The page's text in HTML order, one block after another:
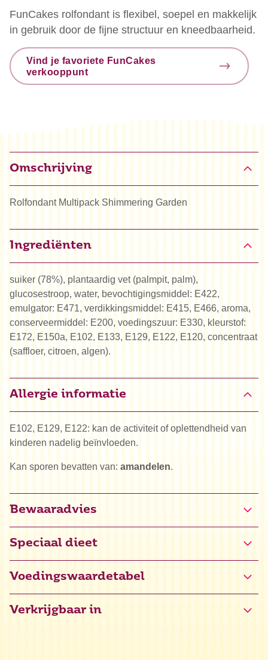
FunCakes rolfondant is flexibel, soepel en makkelijk
in gebruik door de fijne structuur en kneedbaarheid.
Vind je favoriete FunCakes
verkooppunt
Omschrijving
Rolfondant Multipack Shimmering Garden
Ingrediënten
suiker (78%), plantaardig vet (palmpit, palm),
glucosestroop, water, bevochtigingsmiddel: E422,
emulgator: E471, verdikkingsmiddel: E415, E466, aroma,
conserveermiddel: E200, voedingszuur: E330, kleurstof:
E172, E150a, E102, E133, E129, E122, E120, concentraat
(saffloer, citroen, algen).
Allergie informatie
E102, E129, E122: kan de activiteit of oplettendheid van
kinderen nadelig beïnvloeden.
Kan sporen bevatten van: amandelen.
Bewaaradvies
Speciaal dieet
Glutenvrij gecertificeerd (NL-090-253)
Voedingswaardetabel
Verkrijgbaar in